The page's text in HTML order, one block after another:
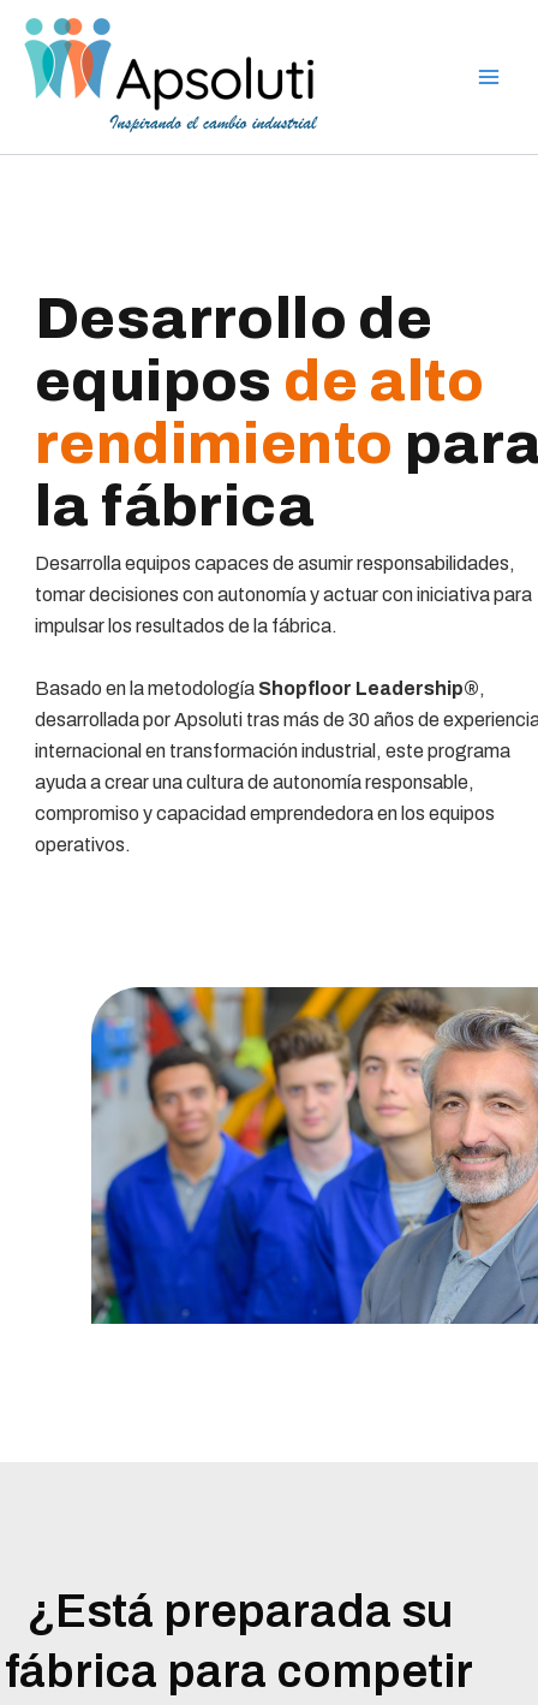
contenido
Desarrollo de
equipos de alto
rendimiento
la fábrica
Desarrolla equipos capaces de asumir responsabilidades,
tomar decisiones con autonomía y actuar con iniciativa para
impulsar los resultados de la fábrica.
Basado en la metodología Shopfloor Leadership®,
desarrollada por Apsoluti tras más de 30 años de
internacional en transformación industrial, este programa
ayuda a crear una cultura de autonomía responsable,
compromiso y capacidad emprendedora en los equipos
operativos.
¿Está preparada su
fábrica para competir